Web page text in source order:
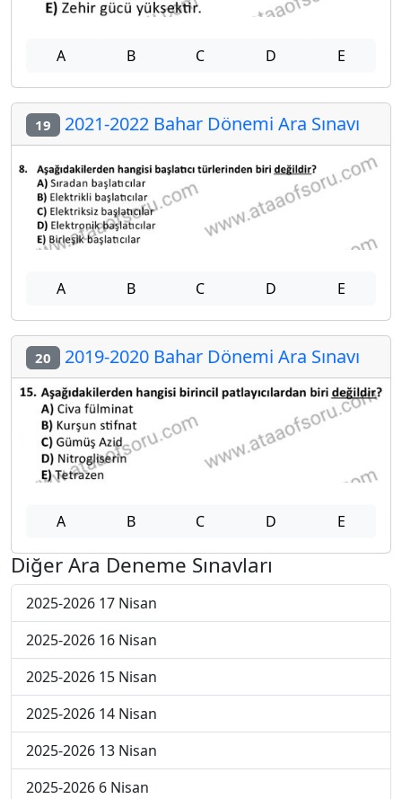
A B C D E
19 2021-2022 Bahar Dönemi Ara Sınavı
A B C D E
20 2019-2020 Bahar Dönemi Ara Sınavı
A B C D E
Diğer Ara Deneme Sınavları
2025-2026 17 Nisan
2025-2026 16 Nisan
2025-2026 15 Nisan
2025-2026 14 Nisan
2025-2026 13 Nisan
2025-2026 6 Nisan